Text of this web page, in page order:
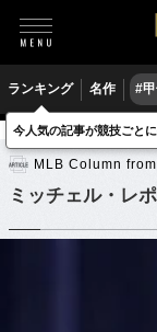
ランキング 名作 #
野球 MLB
MLB Column
ミッチェル・レ
今人気の記事が競技ごと